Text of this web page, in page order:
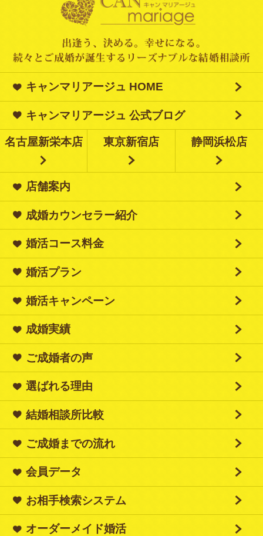
キャンマリアージュ HOME
キャンマリアージュ 公式ブログ
名古屋新栄本店 東京新宿店 静岡浜松店
店舗案内
成婚カウンセラー紹介
婚活コース料金
婚活プラン
婚活キャンペーン
成婚実績
ご成婚者の声
選ばれる理由
結婚相談所比較
ご成婚までの流れ
会員データ
お相手検索システム
オーダーメイド婚活